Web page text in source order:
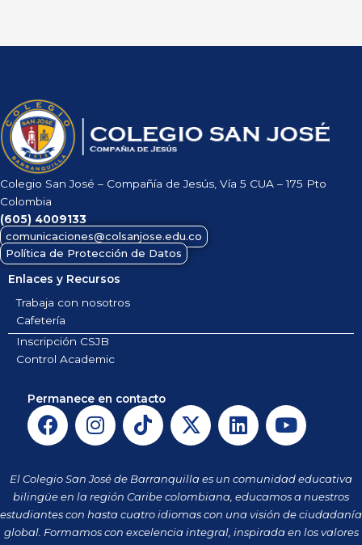
Colegio San José – Compañía de Jesús, Vía 5 CUA – 175 Pto
Colombia
(605) 4009133
comunicaciones@colsanjose.edu.co
Política de Protección de Datos
Enlaces y Recursos
Trabaja con nosotros
Cafetería
Inscripción CSJB
Control Academic
Permanece en contacto
F
a
e
b
o
o
I
n
t
a
g
r
T
i
t
o
k
X
-
w
i
t
t
L
i
k
e
d
i
Y
o
t
u
b
e
El Colegio San José de Barranquilla es un comunidad educativa
bilingüe en la región Caribe colombiana, educamos a nuestros
estudiantes con hasta cuatro idiomas con una visión de ciudadanía
global. Formamos con excelencia integral, inspirada en los valores